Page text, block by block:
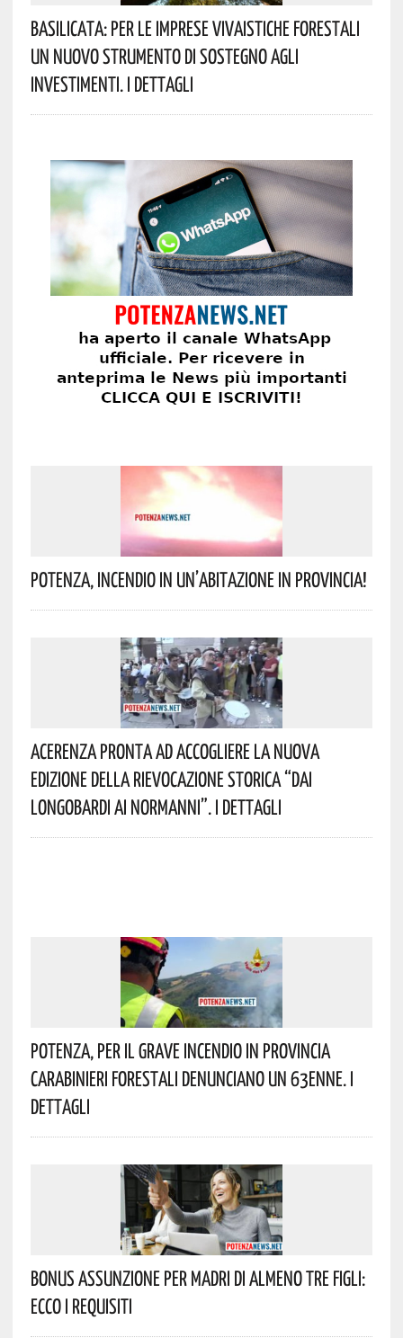
Basilicata: Per Le Imprese Vivaistiche Forestali
Un Nuovo Strumento Di Sostegno Agli
Investimenti. I Dettagli
Potenza, Incendio In Un’abitazione In Provincia!
Acerenza Pronta Ad Accogliere La Nuova
Edizione Della Rievocazione Storica “Dai
Longobardi Ai Normanni”. I Dettagli
Potenza, Per Il Grave Incendio In Provincia
Carabinieri Forestali Denunciano Un 63enne. I
Dettagli
Bonus Assunzione Per Madri Di Almeno Tre Figli:
Ecco I Requisiti